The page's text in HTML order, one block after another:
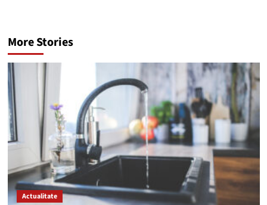
More Stories
Actualitate